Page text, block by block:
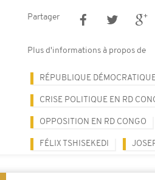
Partager
Plus d'informations à propos de
RÉPUBLIQUE
CRISE POLITIQUE EN RD
OPPOSITION EN RD CONGO
FÉLIX TSHISEKEDI